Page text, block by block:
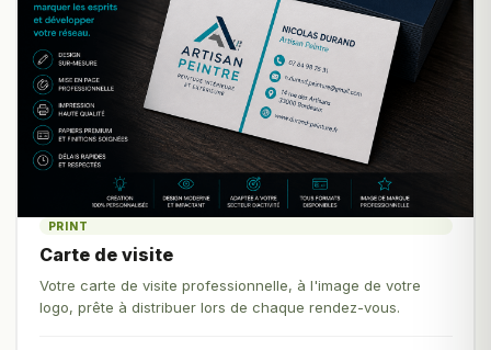
PRINT
Carte de visite
Votre carte de visite professionnelle, à l'image de votre
logo, prête à distribuer lors de chaque rendez-vous.